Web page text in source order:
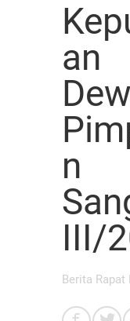
an
n
III/
Berita Rapat